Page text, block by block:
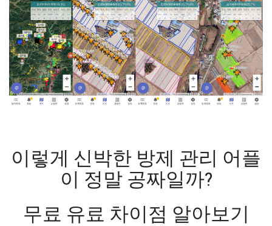
이렇게 신박한 방제 관리 어플
이 정말 공짜일까?
무료 유료 차이점 알아보기